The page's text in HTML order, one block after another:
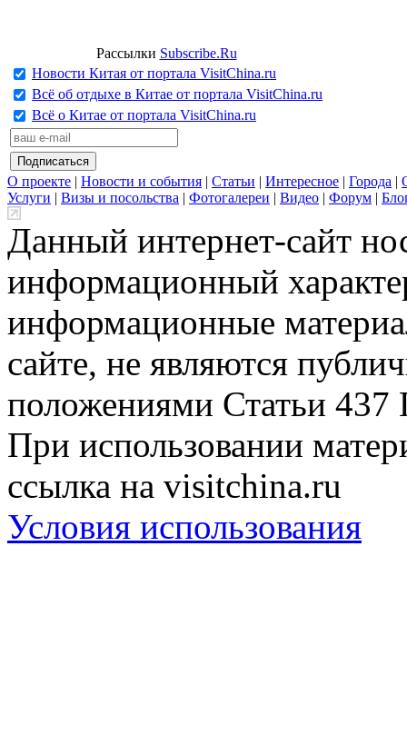
Рассылки Subscribe.Ru
Новости Китая от портала VisitChina.ru
Всё об отдыхе в Китае от портала VisitChina.ru
Всё о Китае от портала VisitChina.ru
О проекте | Новости и события | Статьи | Интересное | Города |
Услуги | Визы и посольства | Фотогалереи | Видео | Форум |
Данный интернет-сайт
информационный
информационные
сайте, не являются
положениями Статьи 437
При использовании
ссылка на visitchina.ru
Условия использования